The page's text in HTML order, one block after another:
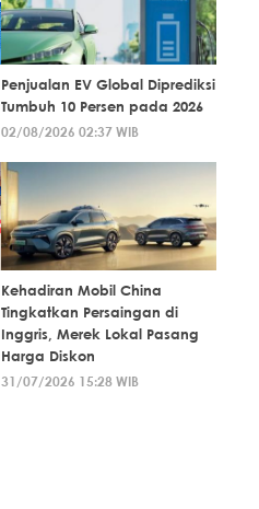
Penjualan EV Global Diprediksi
Tumbuh 10 Persen pada 2026
02/08/2026 02:37 WIB
Kehadiran Mobil China
Tingkatkan Persaingan di
Inggris, Merek Lokal Pasang
Harga Diskon
31/07/2026 15:28 WIB